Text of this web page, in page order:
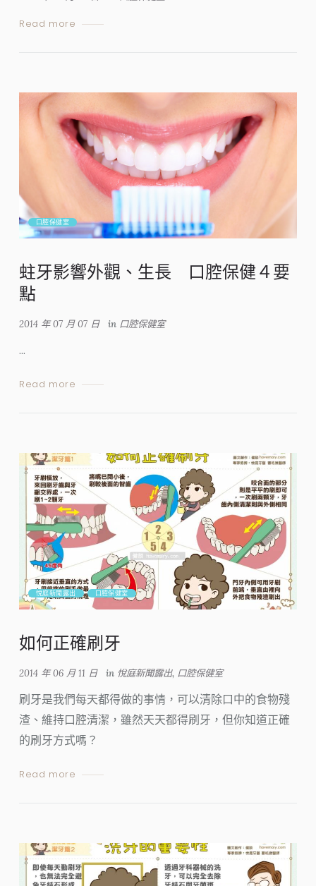
Read more
口腔保健室
蛀牙影響外觀、生長 口腔保健４要
點
2014 年 07 月 07 日 in 口腔保健室
...
Read more
悅庭新聞露出 口腔保健室
如何正確刷牙
2014 年 06 月 11 日 in 悅庭新聞露出, 口腔保健室
刷牙是我們每天都得做的事情，可以清除口中的食物殘
渣、維持口腔清潔，雖然天天都得刷牙，但你知道正確
的刷牙方式嗎？
Read more